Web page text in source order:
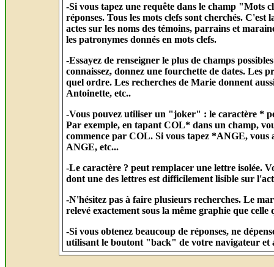
-Si vous tapez une requête dans le champ "Mots
réponses. Tous les mots clefs sont cherchés. C'est
actes sur les noms des témoins, parrains et
les patronymes donnés en mots clefs.
-Essayez de renseigner le plus de champs
connaissez, donnez une fourchette de dates. Les
quel ordre. Les recherches de Marie donnent
Antoinette, etc..
-Vous pouvez utiliser un "joker" : le caractère *
Par exemple, en tapant COL* dans un champ,
commence par COL. Si vous tapez *ANGE, vous
ANGE, etc...
-Le caractère ? peut remplacer une lettre isolée.
dont une des lettres est difficilement lisible sur
-N'hésitez pas à faire plusieurs recherches. Le
relevé exactement sous la même graphie que celle
-Si vous obtenez beaucoup de réponses, ne
utilisant le boutont "back" de votre navigateur et